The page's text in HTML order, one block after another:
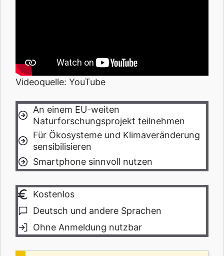
Videoquelle: YouTube
An einem EU-weiten
Naturforschungsprojekt teilnehmen
Für Ökosysteme und Klimaveränderung
sensibilisieren
Smartphone sinnvoll nutzen
Kostenlos
Deutsch und andere Sprachen
Ohne Anmeldung nutzbar